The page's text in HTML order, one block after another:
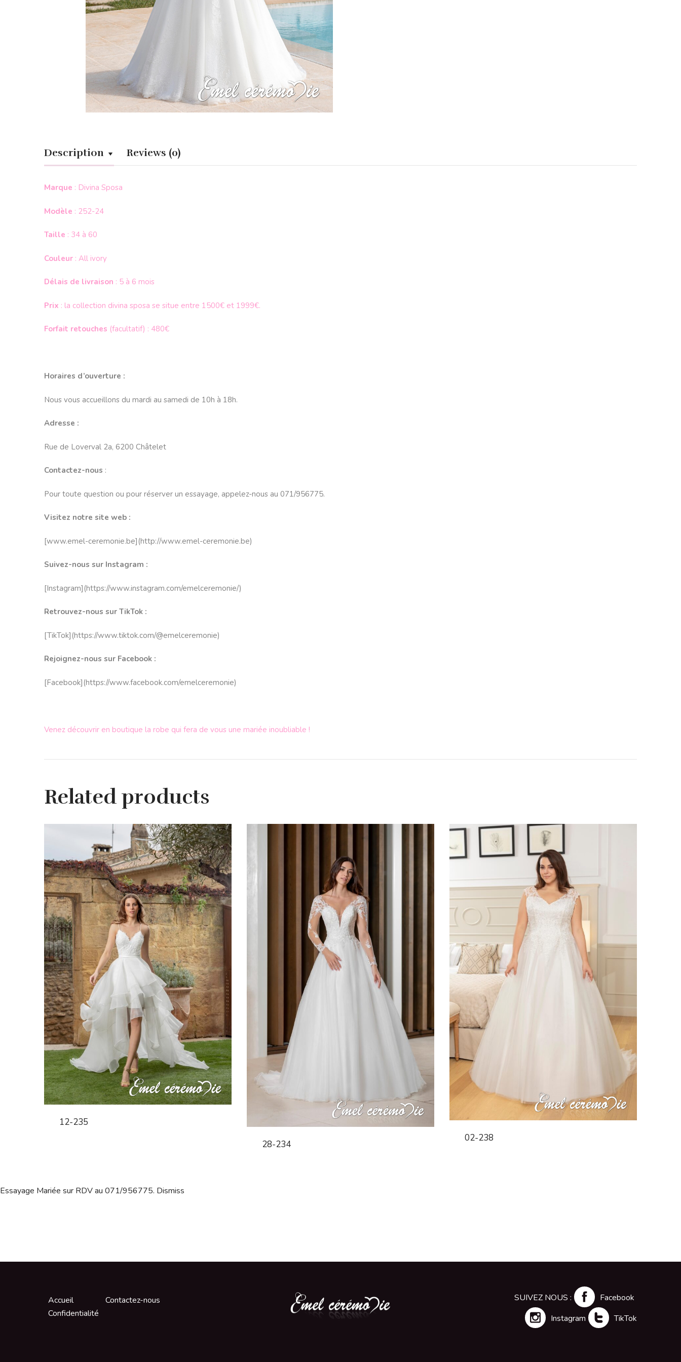
Description Reviews (0)
Marque : Divina Sposa
Modèle : 252-24
Taille : 34 à 60
Couleur : All ivory
Délais de livraison : 5 à 6 mois
Prix : la collection divina sposa se situe entre 1500€ et 1999€.
Forfait retouches (facultatif) : 480€
Horaires d’ouverture :
Nous vous accueillons du mardi au samedi de 10h à 18h.
Adresse :
Rue de Loverval 2a, 6200 Châtelet
Contactez-nous :
Pour toute question ou pour réserver un essayage, appelez-nous au 071/956775.
Visitez notre site web :
[www.emel-ceremonie.be](http://www.emel-ceremonie.be)
Suivez-nous sur Instagram :
[Instagram](https://www.instagram.com/emelceremonie/)
Retrouvez-nous sur TikTok :
[TikTok](https://www.tiktok.com/@emelceremonie)
Rejoignez-nous sur Facebook :
[Facebook](https://www.facebook.com/emelceremonie)
Venez découvrir en boutique la robe qui fera de vous une mariée inoubliable !
Related products
12-235
28-234
02-238
Accueil
Contactez-nous
Confidentialité
SUIVEZ NOUS :
Facebook
Instagram
TikTok
Essayage Mariée sur RDV au 071/956775. Dismiss